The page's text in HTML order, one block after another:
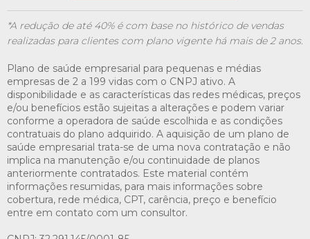
*A redução de até 40% é com base no histórico de vendas
realizadas para clientes com plano vigente há mais de 2 anos.
Plano de saúde empresarial para pequenas e médias
empresas de 2 a 199 vidas com o CNPJ ativo. A
disponibilidade e as características das redes médicas, preços
e/ou benefícios estão sujeitas a alterações e podem variar
conforme a operadora de saúde escolhida e as condições
contratuais do plano adquirido. A aquisição de um plano de
saúde empresarial trata-se de uma nova contratação e não
implica na manutenção e/ou continuidade de planos
anteriormente contratados. Este material contém
informações resumidas, para mais informações sobre
cobertura, rede médica, CPT, carência, preço e benefício
entre em contato com um consultor.